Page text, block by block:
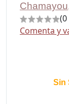
Comenta y
Sin